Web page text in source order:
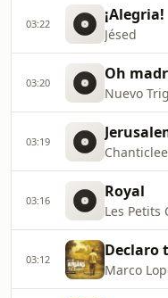
03:22 ¡Alegria!
Jésed
03:20 Oh
Nuevo
03:19
03:16 Royal
Les Petits
03:12 Declaro
Marco